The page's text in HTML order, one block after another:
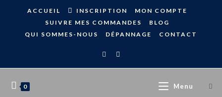
ACCUEIL INSCRIPTION
MON COMPTE
SUIVRE MES COMMANDES
BLOG
QUI SOMMES-NOUS
DÉPANNAGE CONTACT
0 Menu